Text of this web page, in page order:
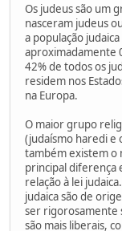
Os judeus são um
nasceram judeus
a população
aproximadamente
42% de todos os
residem nos
na Europa.
O maior grupo
(judaísmo haredi e
também existem o
principal diferença
relação à lei
judaica são de
ser rigorosamente
são mais liberais,